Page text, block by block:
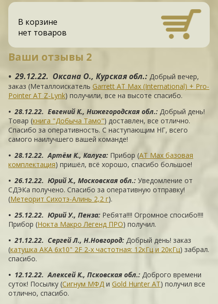
В корзине
нет товаров
Ваши отзывы 2
• 29.12.22. Оксана О., Курская обл.:Добрый вечер,
заказ (Металлоискатель Garrett AT Max (International) + Pro-
Pointer AT Z-Lynk) получили, все на высоте спасибо.
• 28.12.22. Евгений К., Нижегородская обл.:Добрый день!
Товар (книга "Добыча Тамо") доставлен, все отлично.
Спасибо за оперативность. С наступающим НГ, всего
самого наилучшего вашей команде!
• 28.12.22. Артём К., Калуга: Прибор (АТ Мах базовая
комплектация) пришёл, всё хорошо, спасибо большое!
• 26.12.22. Юрий Х., Московская обл.:Уведомление от
СДЭКа получено. Спасибо за оперативную отправку!
(Метеорит Сихотэ-Алинь 2,2 г).
• 25.12.22. Юрий У., Пенза: Ребята!!!! Огромное спосибо!!!!
Прибор (Нокта Макро Легенд ПРО) получил.
• 21.12.22. Сергей Л., Н.Новгород:Добрый день! заказ
(катушка АКА 6х10" 2F 2-х частотная: 12кГц и 20кГц) забрал.
спасибо.
• 12.12.22. Алексей К., Псковская обл.:Доброго времени
суток! Посылку (Сигнум МФД иGold Hunter AT) получил все
отлично, спасибо.